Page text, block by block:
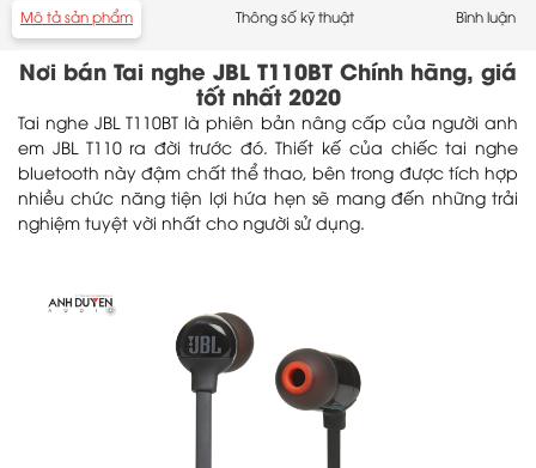
Mô tả sản phẩm Thông số kỹ thuật Bình luận
Nơi bán Tai nghe JBL T110BT Chính hãng, giá
tốt nhất 2020
Tai nghe JBL T110BT là phiên bản nâng cấp của người anh
em JBL T110 ra đời trước đó. Thiết kế của chiếc tai nghe
bluetooth này đậm chất thể thao, bên trong được tích hợp
nhiều chức năng tiện lợi hứa hẹn sẽ mang đến những trải
nghiệm tuyệt vời nhất cho người sử dụng.